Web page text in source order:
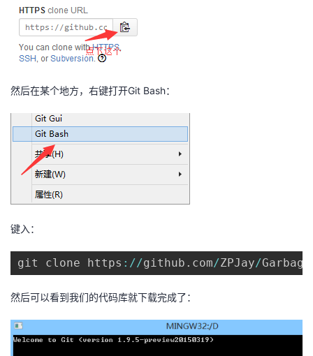
然后在某个地方，右键打开Git Bash：
键入：
git clone https : //github . com/ZPJay/Garbage
然后可以看到我们的代码库就下载完成了：